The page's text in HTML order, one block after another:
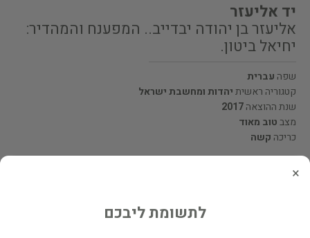
יד אליעזר
אליעזר בן יהודה יבדייב.. המפענח והמהדיר:
יחיאל ביטון.
שפה עברית
קטגוריה ראשיתיהדות ומחשבת ישראל
שנת ההוצאה2017
מצבטוב מאוד
כריכה קשה
×
לתשומת ליבכם